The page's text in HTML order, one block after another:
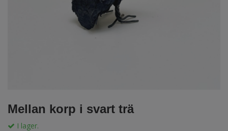
Mellan korp i svart trä
I lager.